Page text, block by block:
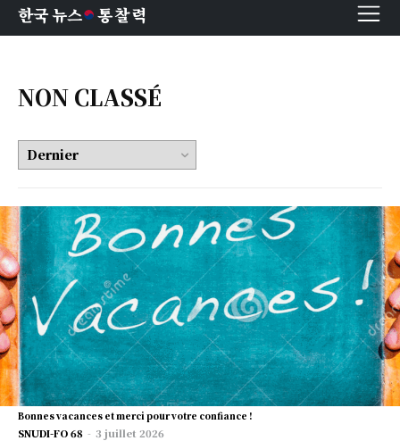
한국 뉴스 통찰력
NON CLASSÉ
Bonnes vacances et merci pour votre confiance !
SNUDI-FO 68 - 3 juillet 2026